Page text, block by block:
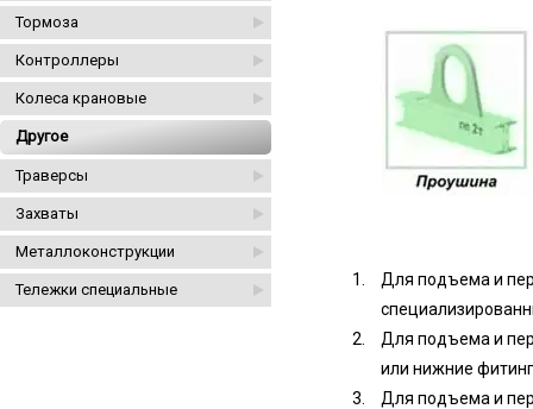
Тормоза
Контроллеры
Колеса крановые
Другое
Траверсы
Захваты
Металлоконструкции
Тележки специальные
Для подъема и
Для подъема и
или нижние
Для подъема и